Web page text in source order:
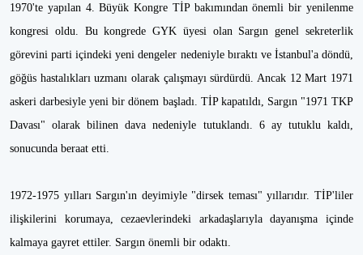
1970'te yapılan 4. Büyük Kongre TİP bakımından önemli bir yenilenme
kongresi oldu. Bu kongrede GYK üyesi olan Sargın genel sekreterlik
görevini parti içindeki yeni dengeler nedeniyle bıraktı ve İstanbul'a döndü,
göğüs hastalıkları uzmanı olarak çalışmayı sürdürdü. Ancak 12 Mart 1971
askeri darbesiyle yeni bir dönem başladı. TİP kapatıldı, Sargın "1971 TKP
Davası" olarak bilinen dava nedeniyle tutuklandı. 6 ay tutuklu kaldı,
sonucunda beraat etti.
1972-1975 yılları Sargın'ın deyimiyle "dirsek teması" yıllarıdır. TİP'liler
ilişkilerini korumaya, cezaevlerindeki arkadaşlarıyla dayanışma içinde
kalmaya gayret ettiler. Sargın önemli bir odaktı.